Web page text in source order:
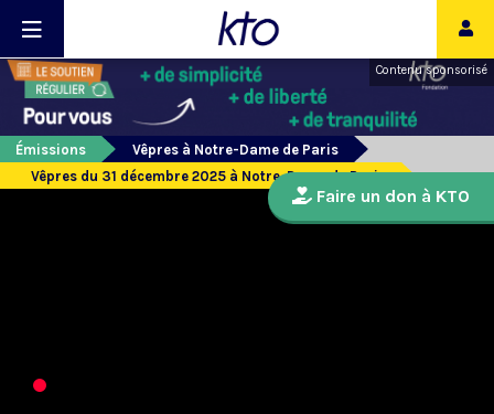
Contenu sponsorisé
Émissions
Vêpres à Notre-Dame de Paris
Vêpres du 31 décembre 2025 à Notre-Dame de Paris
Faire un don à KTO